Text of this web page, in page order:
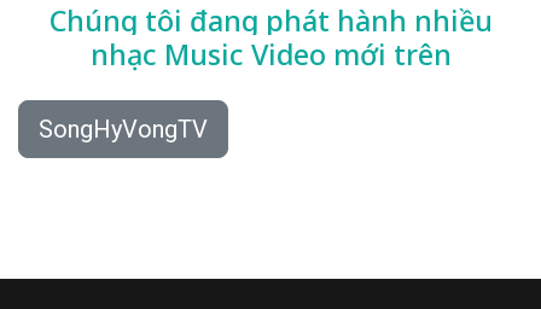
Chúng tôi đang phát hành nhiều
nhạc Music Video mới trên
SongHyVongTV